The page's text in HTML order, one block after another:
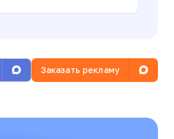
Заказать рекламу